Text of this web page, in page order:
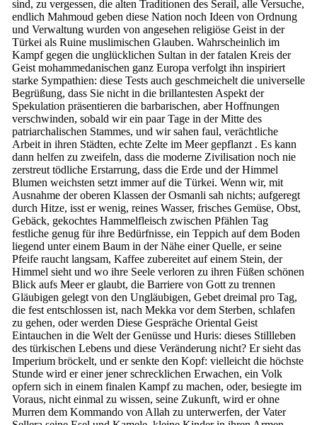
sind, zu vergessen, die alten Traditionen des Serail, alle Versuche,
endlich Mahmoud geben diese Nation noch Ideen von Ordnung
und Verwaltung wurden von angesehen religiöse Geist in der
Türkei als Ruine muslimischen Glauben. Wahrscheinlich im
Kampf gegen die unglücklichen Sultan in der fatalen Kreis der
Geist mohammedanischen ganz Europa verfolgt ihn inspiriert
starke Sympathien: diese Tests auch geschmeichelt die universelle
Begrüßung, dass Sie nicht in die brillantesten Aspekt der
Spekulation präsentieren die barbarischen, aber Hoffnungen
verschwinden, sobald wir ein paar Tage in der Mitte des
patriarchalischen Stammes, und wir sahen faul, verächtliche
Arbeit in ihren Städten, echte Zelte im Meer gepflanzt . Es kann
dann helfen zu zweifeln, dass die moderne Zivilisation noch nie
zerstreut tödliche Erstarrung, dass die Erde und der Himmel
Blumen weichsten setzt immer auf die Türkei. Wenn wir, mit
Ausnahme der oberen Klassen der Osmanli sah nichts; aufgeregt
durch Hitze, isst er wenig, reines Wasser, frisches Gemüse, Obst,
Gebäck, gekochtes Hammelfleisch zwischen Pfählen Tag
festliche genug für ihre Bedürfnisse, ein Teppich auf dem Boden
liegend unter einem Baum in der Nähe einer Quelle, er seine
Pfeife raucht langsam, Kaffee zubereitet auf einem Stein, der
Himmel sieht und wo ihre Seele verloren zu ihren Füßen schönen
Blick aufs Meer er glaubt, die Barriere von Gott zu trennen
Gläubigen gelegt von den Ungläubigen, Gebet dreimal pro Tag,
die fest entschlossen ist, nach Mekka vor dem Sterben, schlafen
zu gehen, oder werden Diese Gespräche Oriental Geist
Eintauchen in die Welt der Genüsse und Huris: dieses Stillleben
des türkischen Lebens und diese Veränderung nicht? Er sieht das
Imperium bröckelt, und er senkte den Kopf: vielleicht die höchste
Stunde wird er einer jener schrecklichen Erwachen, ein Volk
opfern sich in einem finalen Kampf zu machen, oder, besiegte im
Voraus, nicht einmal zu wissen, seine Zukunft, wird er ohne
Murren dem Kommando von Allah zu unterwerfen, der Vater